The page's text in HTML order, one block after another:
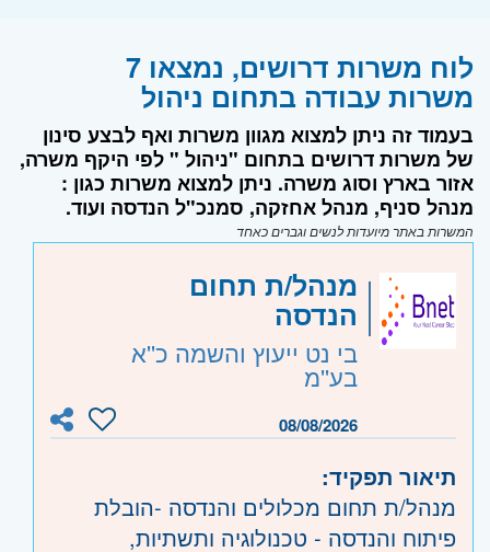
לוח משרות דרושים, נמצאו 7
משרות עבודה בתחום ניהול
בעמוד זה ניתן למצוא מגוון משרות ואף לבצע סינון
של משרות דרושים בתחום "ניהול " לפי היקף משרה,
אזור בארץ וסוג משרה. ניתן למצוא משרות כגון :
מנהל סניף, מנהל אחזקה, סמנכ"ל הנדסה ועוד.
המשרות באתר מיועדות לנשים וגברים כאחד
מנהל/ת תחום
הנדסה
בי נט ייעוץ והשמה כ''א
בע''מ
08/08/2026
תיאור תפקיד:
מנהל/ת תחום מכלולים והנדסה -הובלת
פיתוח והנדסה - טכנולוגיה ותשתיות,